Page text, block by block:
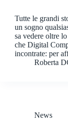
Tutte le grandi
un sogno
sa vedere oltre
che Digital
incontrate: per
Roberta
News